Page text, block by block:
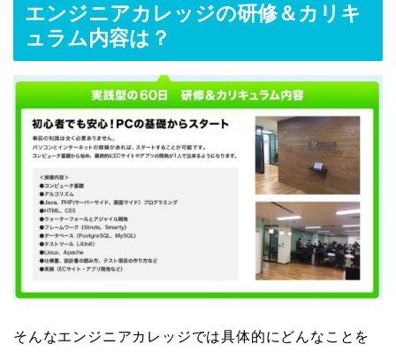
エンジニアカレッジの研修＆カリキ
ュラム内容は？
そんなエンジニアカレッジでは具体的にどんなことを